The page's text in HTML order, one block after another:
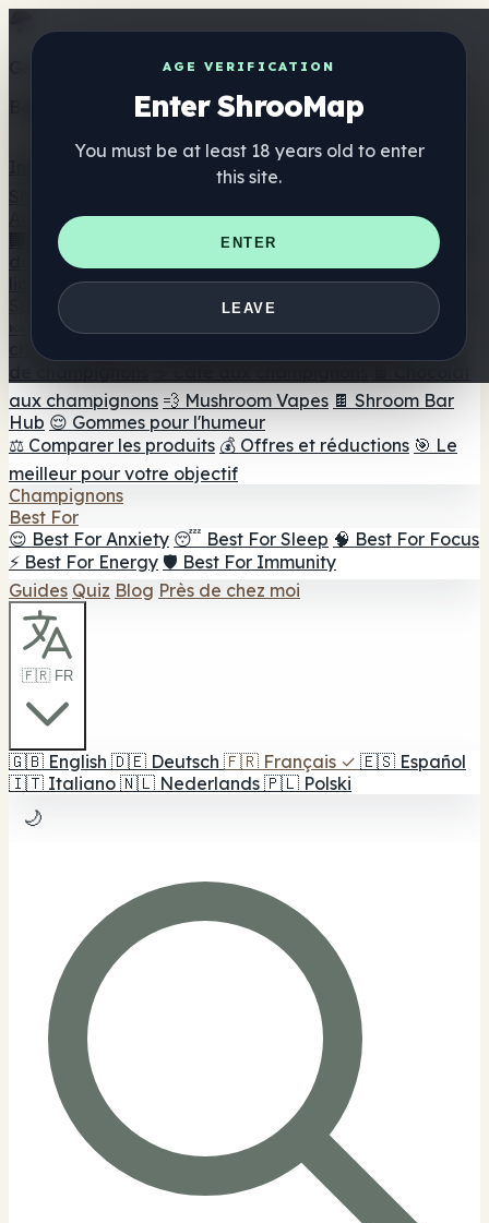
AGE VERIFICATION
Enter ShrooMap
You must be at least 18 years old to enter
this site.
ENTER
LEAVE
Get the ShrooMap app
Better than mobile web — one tap away
Annuaire
🏢 Répertoire des marques 📍 Recherche d'un magasin
de tête 🔮 Smartshop Finder
🛒 Magasins de tête en
Suppléments
🍬 Gommes aux champignons 💊 Capsules de
champignons
🫙 Poudres
aux champignons 💨 Mushroom Vapes 🍫 Shroom Bar
Hub 😌 Gommes pour l'humeur
⚖️ Comparer les produits 💰 Offres et réductions 🎯 Le
meilleur pour votre objectif
Champignons
Best For
😌 Best For Anxiety 😴 Best For Sleep 🧠 Best For Focus
⚡ Best For Energy 🛡️ Best For Immunity
Guides Quiz Blog Près de chez moi
🇫🇷 FR
🇬🇧 English 🇩🇪 Deutsch 🇫🇷 Français ✓ 🇪🇸 Español
🇮🇹 Italiano 🇳🇱 Nederlands 🇵🇱 Polski
🌙